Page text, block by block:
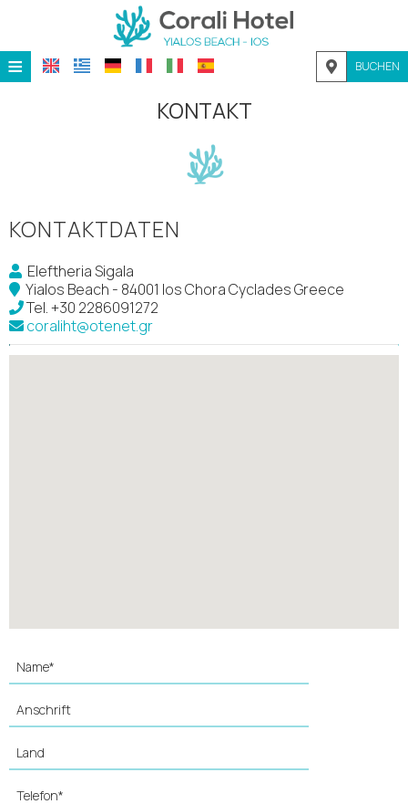
≡ BUCHEN
NACHFRAGE
KONTAKT
KONTAKT
KONTAKTDATEN
Eleftheria Sigala
Yialos Beach - 84001 Ios Chora Cyclades Greece
Tel.+30 2286091272
coraliht@otenet.gr